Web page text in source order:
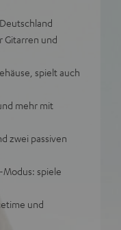
Gitarren und
spielt auch
mehr mit
zwei passiven
Modus: spiele
und